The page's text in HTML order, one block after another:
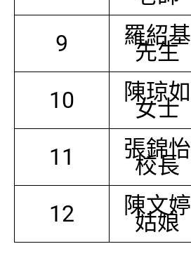
9 羅紹基
先生
10 陳琼如
女士
11 張錦怡
校長
12 陳文婷
姑娘